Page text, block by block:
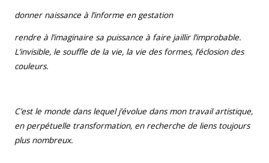
donner naissance à l’informe en gestation
rendre à l’imaginaire sa puissance à faire jaillir l’improbable.
L’invisible, le souffle de la vie, la vie des formes, l’éclosion des
couleurs.
C’est le monde dans lequel j’évolue dans mon travail artistique,
en perpétuelle transformation, en recherche de liens toujours
plus nombreux.